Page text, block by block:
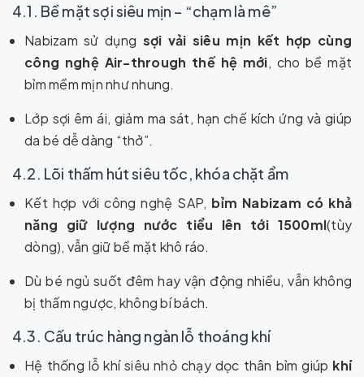
4.1. Bề mặt sợi siêu mịn – “chạm là mê”
Nabizam sử dụng sợi vải siêu mịn kết hợp cùng
công nghệ Air-through thế hệ mới, cho bề mặt
bỉm mềm mịn như nhung.
Lớp sợi êm ái, giảm ma sát, hạn chế kích ứng và giúp
da bé dễ dàng “thở”.
4.2. Lõi thấm hút siêu tốc, khóa chặt ẩm
Kết hợp với công nghệ SAP, bỉm Nabizam có khả
năng giữ lượng nước tiểu lên tới 1500ml(tùy
dòng), vẫn giữ bề mặt khô ráo.
Dù bé ngủ suốt đêm hay vận động nhiều, vẫn không
bị thấm ngược, không bí bách.
4.3. Cấu trúc hàng ngàn lỗ thoáng khí
Hệ thống lỗ khí siêu nhỏ chạy dọc thân bỉm giúp khí